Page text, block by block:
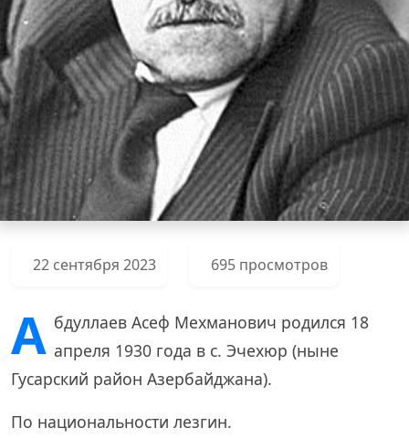
22 сентября 2023 695 просмотров
А бдуллаев Асеф Мехманович родился 18
апреля 1930 года в с. Эчехюр (ныне
Гусарский район Азербайджана).
По национальности лезгин.